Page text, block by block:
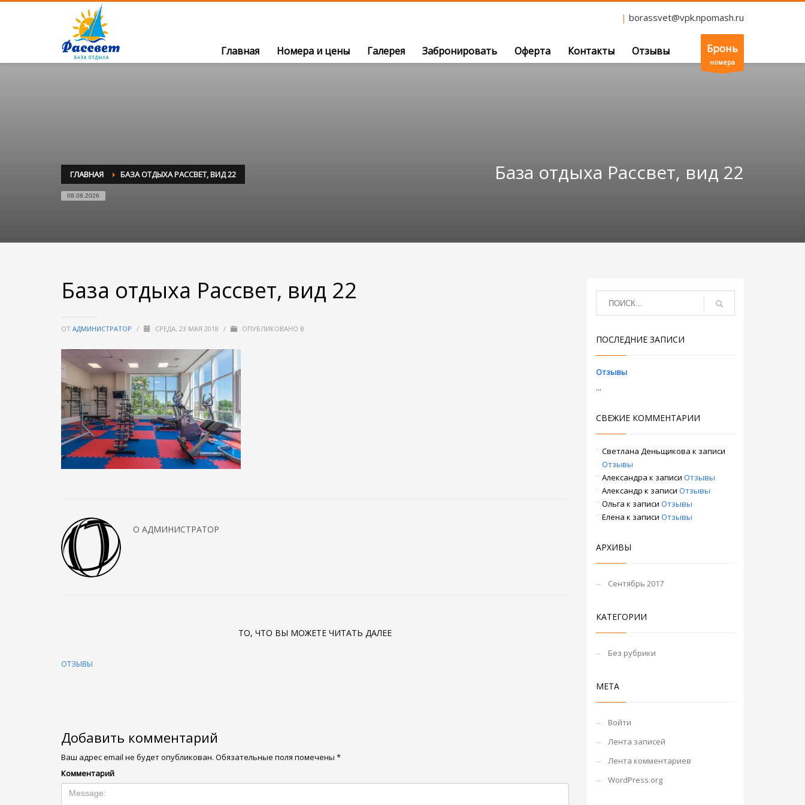
| borassvet@vpk.npomash.ru
Главная Номера и цены Галерея Забронировать Оферта Контакты Отзывы Бронь
номера
ГЛАВНАЯ БАЗА ОТДЫХА РАССВЕТ, ВИД 22
08.08.2026
База отдыха Рассвет, вид 22
База отдыха Рассвет, вид 22
ОТ АДМИНИСТРАТОР / СРЕДА, 23 МАЯ 2018 / ОПУБЛИКОВАНО В
О АДМИНИСТРАТОР
ТО, ЧТО ВЫ МОЖЕТЕ ЧИТАТЬ ДАЛЕЕ
ОТЗЫВЫ
Добавить комментарий
Ваш адрес email не будет опубликован. Обязательные поля помечены *
Комментарий
ПОСЛЕДНИЕ ЗАПИСИ
Отзывы
...
СВЕЖИЕ КОММЕНТАРИИ
Светлана Деньщикова к записи
Отзывы
Александра к записи Отзывы
Александр к записи Отзывы
Ольга к записи Отзывы
Елена к записи Отзывы
АРХИВЫ
Сентябрь 2017
КАТЕГОРИИ
Без рубрики
МЕТА
Войти
Лента записей
Лента комментариев
WordPress.org